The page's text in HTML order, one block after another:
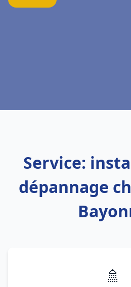
Service:
dépannage
🚿